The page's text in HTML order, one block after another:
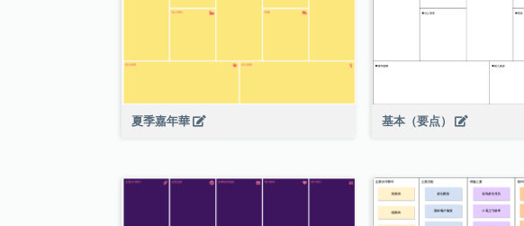
夏季嘉年華 基本（要点）